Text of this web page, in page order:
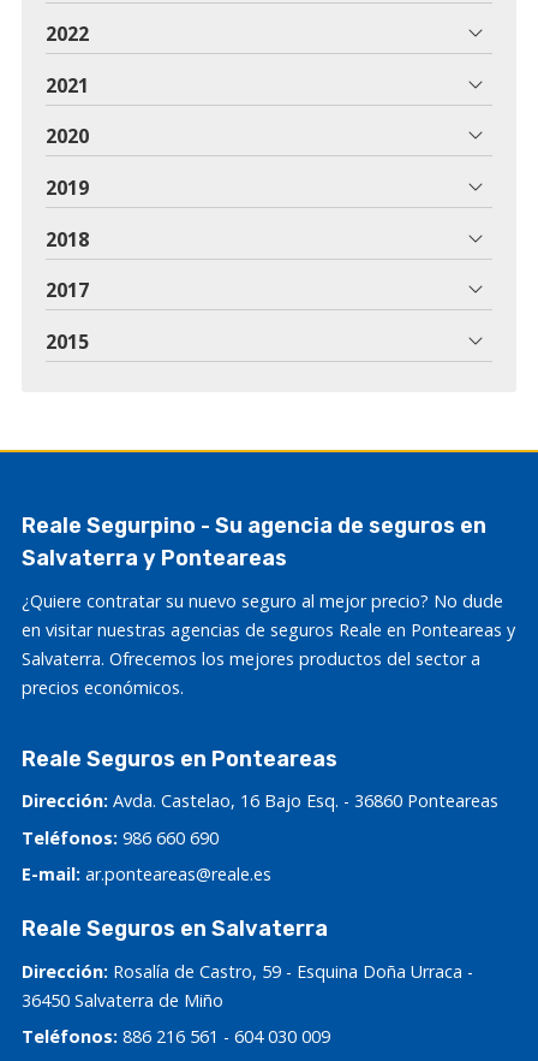
2022
2021
2020
2019
2018
2017
2015
Reale Segurpino - Su agencia de seguros en
Salvaterra y Ponteareas
¿Quiere contratar su nuevo seguro al mejor precio? No dude
en visitar nuestras agencias de seguros Reale en Ponteareas y
Salvaterra. Ofrecemos los mejores productos del sector a
precios económicos.
Reale Seguros en Ponteareas
Dirección: Avda. Castelao, 16 Bajo Esq. - 36860 Ponteareas
Teléfonos: 986 660 690
E-mail: ar.ponteareas@reale.es
Reale Seguros en Salvaterra
Dirección: Rosalía de Castro, 59 - Esquina Doña Urraca -
36450 Salvaterra de Miño
Teléfonos: 886 216 561 - 604 030 009